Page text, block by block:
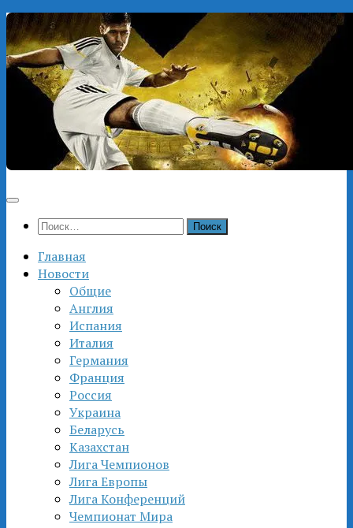
Перейти
к
содержимому
Найти:
Главная
Новости
Общие
Англия
Испания
Италия
Германия
Франция
Россия
Украина
Беларусь
Казахстан
Лига Чемпионов
Лига Европы
Лига Конференций
Чемпионат Мира